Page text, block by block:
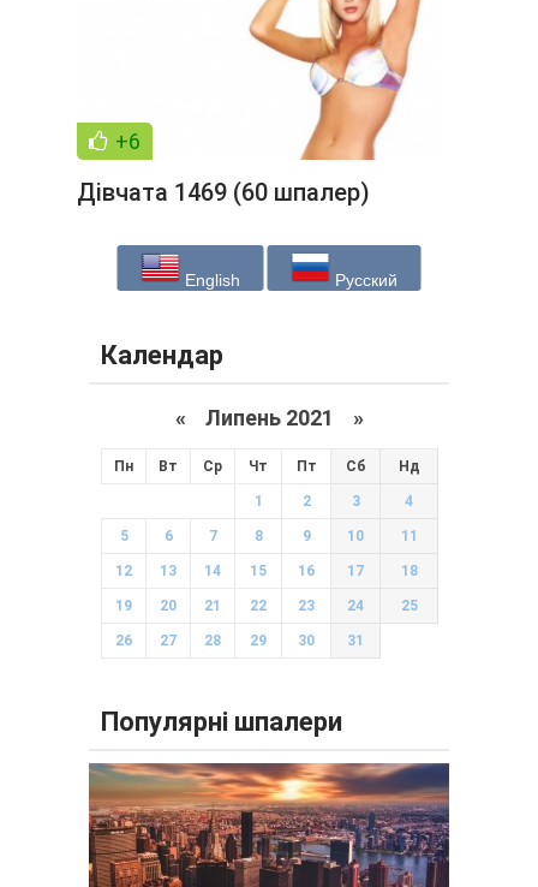
+6
Дівчата 1469 (60 шпалер)
English Русский
Календар
« Липень 2021 »
Пн Вт Ср Чт Пт Сб Нд
1 2 3 4
5 6 7 8 9 10 11
12 13 14 15 16 17 18
19 20 21 22 23 24 25
26 27 28 29 30 31
Популярні шпалери